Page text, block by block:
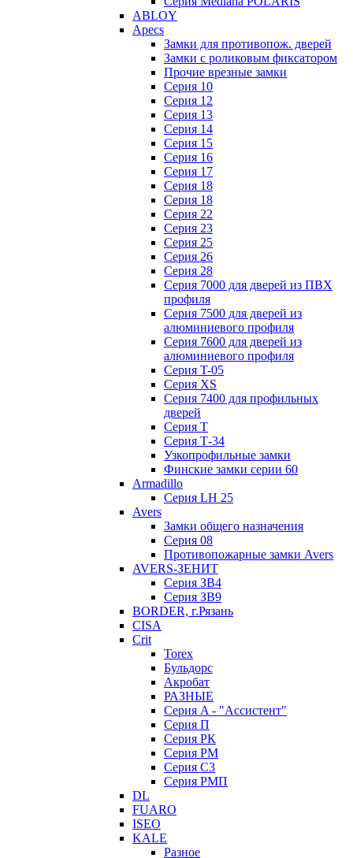
ABLOY
Apecs
Замки для противопож. дверей
Замки с роликовым фиксатором
Прочие врезные замки
Серия 10
Серия 12
Серия 13
Серия 14
Серия 15
Серия 16
Серия 17
Серия 18
Серия 18
Серия 22
Серия 23
Серия 25
Серия 26
Серия 28
Серия 7000 для дверей из ПВХ
профиля
Серия 7500 для дверей из
алюминиевого профиля
Серия 7600 для дверей из
алюминиевого профиля
Серия T-05
Серия XS
Серия 7400 для профильных
дверей
Серия Т
Серия Т-34
Узкопрофильные замки
Финские замки серии 60
Armadillo
Серия LH 25
Avers
Замки общего назначения
Серия 08
Противопожарные замки Avers
AVERS-ЗЕНИТ
Серия ЗВ4
Серия ЗВ9
BORDER, г.Рязань
CISA
Crit
Torex
Бульдорс
Акробат
РАЗНЫЕ
Серия A - "Ассистент"
Серия П
Серия РК
Серия РМ
Серия С3
Серия РМП
DL
FUARO
ISEO
KALE
Разное